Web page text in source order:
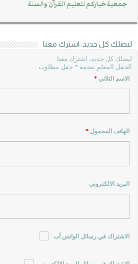
جمعية خياركم لتعليم القرآن والسنة
ليصلك كل جديد، اشترك معنا
ليصلك كل جديد، اشترك معنا
الحقل المعلم بنجمة * حقل مطلوب
الاسم الثلاثي*
الهاتف المحمول*
البريد الالكتروني
الاشتراك في رسائل الواتس أب